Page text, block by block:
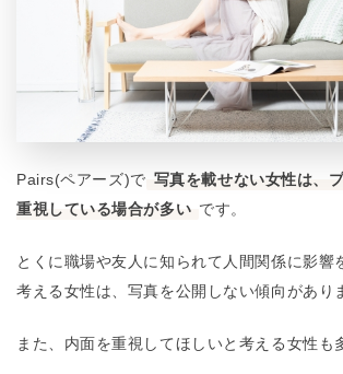
Pairs(ペアーズ)で 写真を載せない女性は、
重視している場合が多い です。
とくに職場や友人に知られて人間関係に影響
考える女性は、写真を公開しない傾向があり
また、内面を重視してほしいと考える女性も